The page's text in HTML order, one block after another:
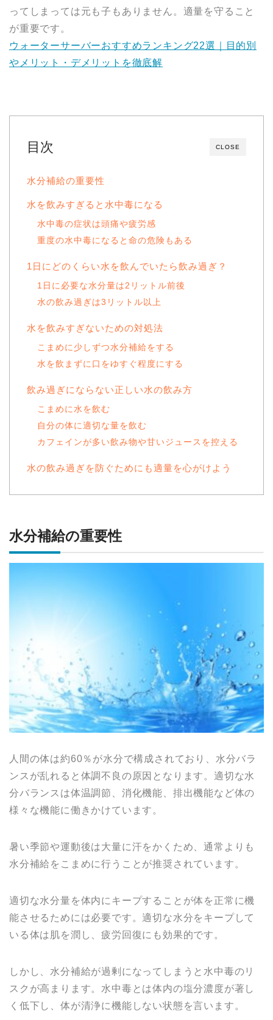
ってしまっては元も子もありません。適量を守ること
が重要です。
ウォーターサーバーおすすめランキング22選｜目的別
やメリット・デメリットを徹底解
CLOSE
目次
水分補給の重要性
水を飲みすぎると水中毒になる
水中毒の症状は頭痛や疲労感
重度の水中毒になると命の危険もある
1日にどのくらい水を飲んでいたら飲み過ぎ？
1日に必要な水分量は2リットル前後
水の飲み過ぎは3リットル以上
水を飲みすぎないための対処法
こまめに少しずつ水分補給をする
水を飲まずに口をゆすぐ程度にする
飲み過ぎにならない正しい水の飲み方
こまめに水を飲む
自分の体に適切な量を飲む
カフェインが多い飲み物や甘いジュースを控える
水の飲み過ぎを防ぐためにも適量を心がけよう
水分補給の重要性
人間の体は約60％が水分で構成されており、水分バラ
ンスが乱れると体調不良の原因となります。適切な水
分バランスは体温調節、消化機能、排出機能など体の
様々な機能に働きかけています。
暑い季節や運動後は大量に汗をかくため、通常よりも
水分補給をこまめに行うことが推奨されています。
適切な水分量を体内にキープすることが体を正常に機
能させるためには必要です。適切な水分をキープして
いる体は肌を潤し、疲労回復にも効果的です。
しかし、水分補給が過剰になってしまうと水中毒のリ
スクが高まります。水中毒とは体内の塩分濃度が著し
く低下し、体が清浄に機能しない状態を言います。